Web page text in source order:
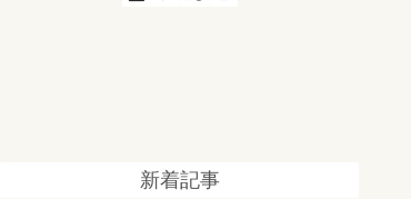
新着記事